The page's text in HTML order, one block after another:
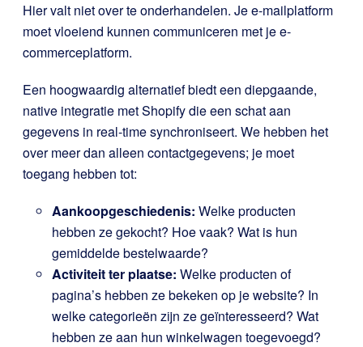
Hier valt niet over te onderhandelen. Je e-mailplatform
moet vloeiend kunnen communiceren met je e-
commerceplatform.
Een hoogwaardig alternatief biedt een diepgaande,
native integratie met Shopify die een schat aan
gegevens in real-time synchroniseert. We hebben het
over meer dan alleen contactgegevens; je moet
toegang hebben tot:
Aankoopgeschiedenis: Welke producten
hebben ze gekocht? Hoe vaak? Wat is hun
gemiddelde bestelwaarde?
Activiteit ter plaatse: Welke producten of
pagina’s hebben ze bekeken op je website? In
welke categorieën zijn ze geïnteresseerd? Wat
hebben ze aan hun winkelwagen toegevoegd?